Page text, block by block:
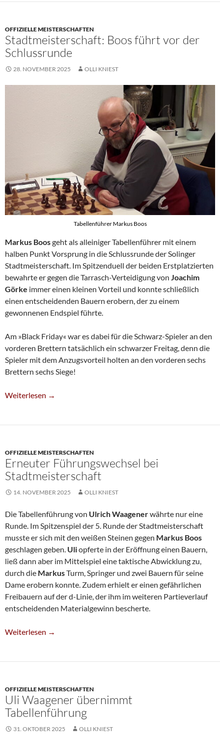
OFFIZIELLE MEISTERSCHAFTEN
Stadtmeisterschaft: Boos führt vor der
Schlussrunde
28. NOVEMBER 2025 OLLI KNIEST
Tabellenführer Markus Boos
Markus Boosgeht als alleiniger Tabellenführer mit einem
halben Punkt Vorsprung in die Schlussrunde der Solinger
Stadtmeisterschaft. Im Spitzenduell der beiden Erstplatzierten
bewahrte er gegen die Tarrasch-Verteidigung von Joachim
Görke immer einen kleinen Vorteil und konnte schließlich
einen entscheidenden Bauern erobern, der zu einem
gewonnenen Endspiel führte.
Am »Black Friday« war es dabei für die Schwarz-Spieler an den
vorderen Brettern tatsächlich ein schwarzer Freitag, denn die
Spieler mit dem Anzugsvorteil holten an den vorderen sechs
Brettern sechs Siege!
Stadtmeisterschaft: Boos Führt Vor Der Schlussrunde
Weiterlesen →
OFFIZIELLE MEISTERSCHAFTEN
Erneuter Führungswechsel bei
Stadtmeisterschaft
14. NOVEMBER 2025 OLLI KNIEST
Die Tabellenführung von Ulrich Waagenerwährte nur eine
Runde. Im Spitzenspiel der 5. Runde der Stadtmeisterschaft
musste er sich mit den weißen Steinen gegen Markus Boos
geschlagen geben. Uliopferte in der Eröffnung einen Bauern,
ließ dann aber im Mittelspiel eine taktische Abwicklung zu,
durch die MarkusTurm, Springer und zwei Bauern für seine
Dame erobern konnte. Zudem erhielt er einen gefährlichen
Freibauern auf der d-Linie, der ihm im weiteren Partieverlauf
entscheidenden Materialgewinn bescherte.
Erneuter Führungswechsel Bei Stadtmeisterschaft
Weiterlesen →
OFFIZIELLE MEISTERSCHAFTEN
Uli Waagener übernimmt
Tabellenführung
31. OKTOBER 2025 OLLI KNIEST